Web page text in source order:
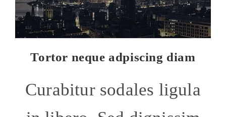
Tortor neque adpiscing diam
Curabitur sodales ligula